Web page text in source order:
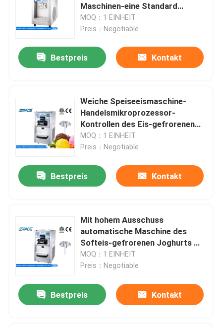
Maschinen-eine Standard
Aroma-der Luftkühlungs-US
MOQ：1 EINHEIT
Preis：Negotiable
Bestpreis Kontakt
Weiche Speiseeismaschine-
Handelsmikroprozessor-
Kontrollen des Eis-gefrorenen
Joghurts
MOQ：1 EINHEIT
Preis：Negotiable
Bestpreis Kontakt
Mit hohem Ausschuss
automatische Maschine des
Softeis-gefrorenen Joghurts mit
Luftpumpe-hohem Überschuss
MOQ：1 EINHEIT
Preis：Negotiable
Bestpreis Kontakt